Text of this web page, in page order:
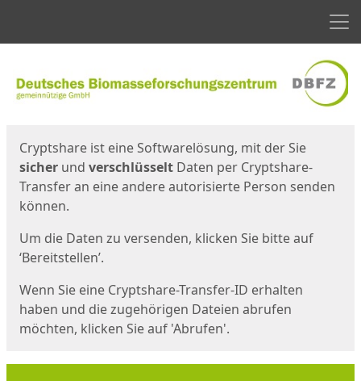
Cryptshare ist eine Softwarelösung, mit der Sie
sicher und verschlüsselt Daten per Cryptshare-
Transfer an eine andere autorisierte Person senden
können.
Um die Daten zu versenden, klicken Sie bitte auf
‘Bereitstellen’.
Wenn Sie eine Cryptshare-Transfer-ID erhalten
haben und die zugehörigen Dateien abrufen
möchten, klicken Sie auf 'Abrufen'.